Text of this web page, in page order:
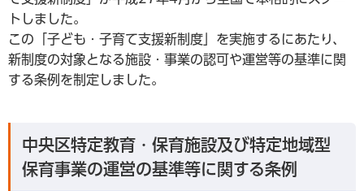
トしました。
この「子ども・子育て支援新制度」を実施するにあたり、
新制度の対象となる施設・事業の認可や運営等の基準に関
する条例を制定しました。
中央区特定教育・保育施設及び特定地域型
保育事業の運営の基準等に関する条例